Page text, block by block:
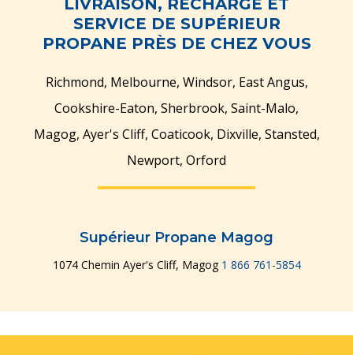
Gérer plusieurs sites
et utilisateurs
Gérer plusieurs sites
et utilisateurs
Gérer plusieurs sites
et utilisateurs
Gérer plusieurs sites
et utilisateurs
Gérer plusieurs sites
et utilisateurs
Gérer plusieurs sites
et utilisateurs
Gérer plusieurs sites
et utilisateurs
Gérer plusieurs sites
et utilisateurs
Gérer plusieurs sites
et utilisateurs
Gérer plusieurs sites
et utilisateurs
Gérer plusieurs sites
et utilisateurs
Gérer plusieurs sites
et utilisateurs
Gérer plusieurs sites
et utilisateurs
LIVRAISON, RECHARGE ET
SERVICE DE SUPÉRIEUR
PROPANE PRÈS DE CHEZ VOUS
Richmond, Melbourne, Windsor, East Angus,
Cookshire-Eaton, Sherbrook, Saint-Malo,
Magog, Ayer's Cliff, Coaticook, Dixville, Stansted,
Newport, Orford
Supérieur Propane Magog
1074 Chemin Ayer's Cliff, Magog 1 866 761-5854